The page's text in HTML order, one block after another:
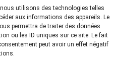
utilisons des technologies telles
aux informations des appareils. Le
permettra de traiter des données
ou les ID uniques sur ce site. Le fait
peut avoir un effet négatif
- Tous droits réservés -Mentions
-Plan du site-